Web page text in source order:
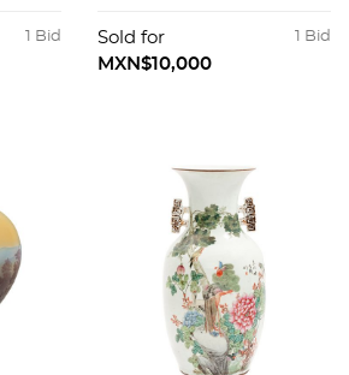
1 Bid
en tonos rosas y
violetas Firmado
1 Bid
Sold for
MXN$10,000